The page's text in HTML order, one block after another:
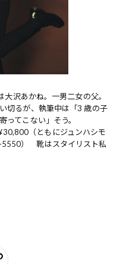
沢あかね。一男二女の父。
切るが、執筆中は「3 歳の子
ってこない」そう。
（ともにジュンハシモ
5550） 靴はスタイリスト私